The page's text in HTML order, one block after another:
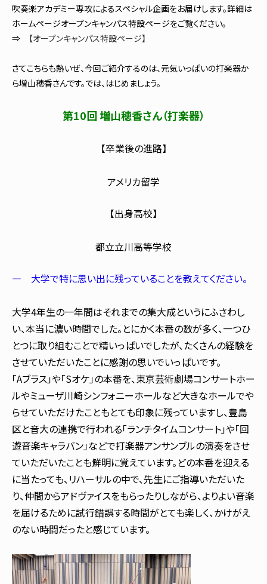
吹奏楽アカデミー専攻によるスペシャル企画をお届けします。詳細は
ホームページオープンキャンパス特設ページをご覧ください。
⇒ 【オープンキャンパス特設ページ】
さてこちらも熱いぜ、今回ご紹介するのは、元気いっぱいの打楽器か
ら増山穂香さんです。では、はじめましょう。
第10回 増山穂香さん（打楽器）
【卒業後の進路】
アメリカ留学
【出身高校】
都立立川高等学校
― 大学で特に思い出に残っていることを教えてください。
大学4年生の一年間はそれまでの集大成というにふさわし
い、本当に濃い時間でした。とにかく本番の数が多く、一つひ
とつに取り組むことで精いっぱいでしたが、たくさんの経験を
させていただいたことに感謝の思いでいっぱいです。
「Aブラス」や「Sオケ」の本番を、東京芸術劇場コンサートホー
ルやミューザ川崎シンフォニーホールなど大きなホールでや
らせていただけたこともとても印象に残っていますし、豊島
区と音大の連携で行われる「ランチタイムコンサート」や「回
遊音楽キャラバン」などで打楽器アンサンブルの演奏をさせ
ていただいたことも鮮明に覚えています。どの本番を迎える
に当たっても、リハーサルの中で、先生にご指導いただいた
り、仲間からアドヴァイスをもらったりしながら、よりよい音楽
を届けるために試行錯誤する時間がとても楽しく、かけがえ
のない時間だったと感じています。